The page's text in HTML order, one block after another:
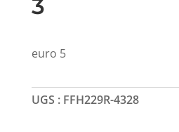
3
euro 5
UGS : FFH229R-4328